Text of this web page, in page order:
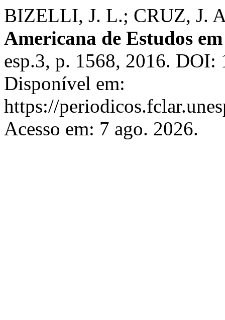
BIZELLI, J. L.; CRUZ, J.
Americana de Estudos
esp.3, p. 1568, 2016. DOI:
Disponível em:
https://
Acesso em: 7 ago. 2026.